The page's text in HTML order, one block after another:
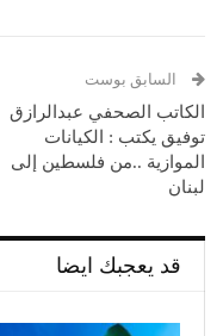
السابق بوست
‬لبنان
قد يعجبك ايضا